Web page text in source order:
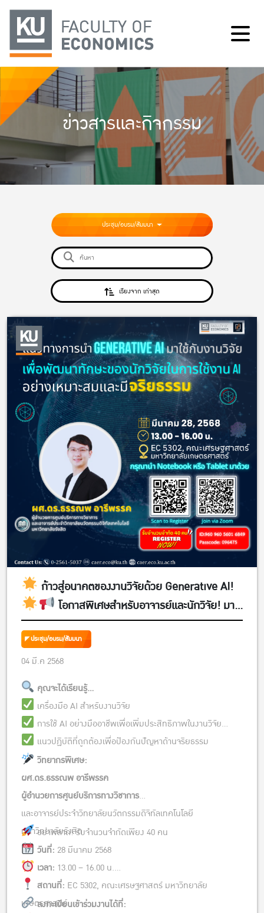
ข่าวสารและกิจกรรม
ประชุม/อบรม/สัมมนา
เรียงจาก เก่าสุด
ก้าวสู่อนาคตของงานวิจัยด้วย Generative AI!
โอกาสพิเศษสำหรับอาจารย์และนักวิจัย! มา
ร่วมเรียนรู้แนวทางการนำ Generative AI มาใช้กับ
งานวิจัย อย่างเหมาะสมและมีจริยธรรม
ประชุม/อบรม/สัมมนา
04 มี.ค 2568
คุณจะได้เรียนรู้…
เครื่องมือ AI สำหรับงานวิจัย
การใช้ AI อย่างมืออาชีพเพื่อเพิ่มประสิทธิภาพในงานวิจัย
แนวปฏิบัติที่ถูกต้องเพื่อป้องกันปัญหาด้านจริยธรรม
วิทยากรพิเศษ:
ผศ.ดร.ธรรณพ อารีพรรค
ผู้อำนวยการศูนย์บริการทางวิชาการ
และอาจารย์ประจำวิทยาลัยนวัตกรรมดิจิทัลเทคโนโลยี
มหาวิทยาลัยรังสิต
อย่าพลาด! รับจำนวนจำกัดเพียง 40 คน
วันที่: 28 มีนาคม 2568
เวลา: 13.00 – 16.00 น.
สถานที่: EC 5302, คณะเศรษฐศาสตร์ มหาวิทยาลัย
เกษตรศาสตร์
ลงทะเบียนเข้าร่วมงานได้ที่: